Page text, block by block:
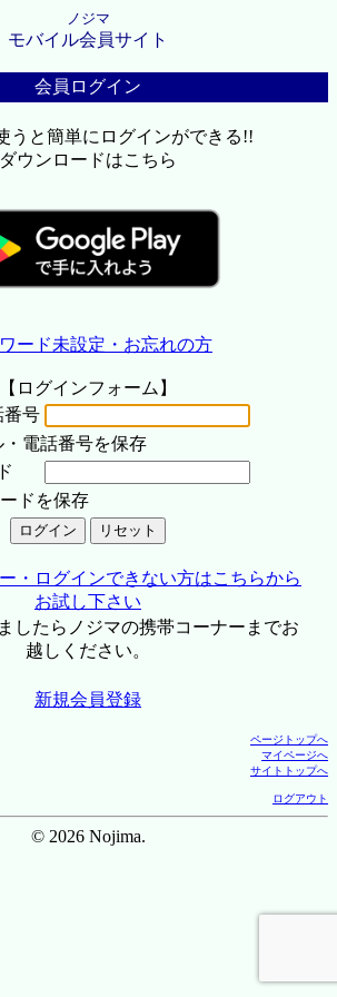
ノジマ
モバイル会員サイト
会員ログイン
うと簡単にログインができる!!
ダウンロードはこちら
ード未設定・お忘れの方
【ログインフォーム】
番号
・電話番号を保存
ドを保存
・ログインできない方はこちらから
お試し下さい
したらノジマの携帯コーナーまでお
越しください。
新規会員登録
ページトップへ
マイページへ
サイトトップへ
ログアウト
© 2026 Nojima.